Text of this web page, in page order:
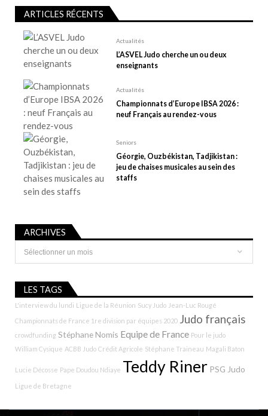
’
a
ARTICLES RÉCENTS
Actualités
L’ASVEL Judo cherche un ou deux
enseignants
Actualités
Championnats d’Europe IBSA 2026 :
neuf Français au rendez-vous
Seniors
Géorgie, Ouzbékistan, Tadjikistan :
jeu de chaises musicales au sein des
staffs
ARCHIVES
Archives
LES TAGS
L'interview du lundi Ligue de la Réunion Sucy Judo Jean-Luc Rougé
Championnats de France 1re division par équipes 2020 Judo français
crowdfunding Stéphane Nomis Equipe de France Pour le judo
William Cysique ACBB Judo Crédit Agricole Stéphane Traineau Magali Baton
Lucie Décosse Pape Doudou Ndiaye Teddy Riner PSG Judo
Ligue de Bretagne